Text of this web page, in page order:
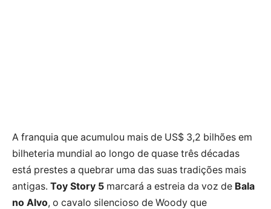
A franquia que acumulou mais de US$ 3,2 bilhões em
bilheteria mundial ao longo de quase três décadas
está prestes a quebrar uma das suas tradições mais
antigas. Toy Story 5 marcará a estreia da voz de Bala
no Alvo, o cavalo silencioso de Woody que